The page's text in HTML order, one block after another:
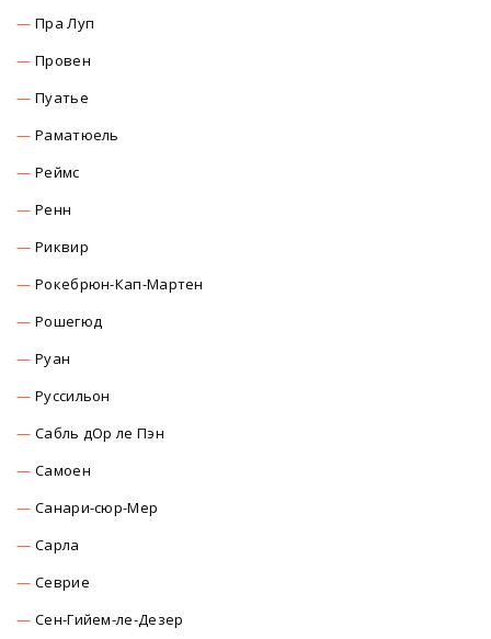
Пра Луп
Провен
Пуатье
Раматюель
Реймс
Ренн
Риквир
Рокебрюн-Кап-Мартен
Рошегюд
Руан
Руссильон
Сабль дОр ле Пэн
Самоен
Санари-сюр-Мер
Сарла
Севрие
Сен-Гийем-ле-Дезер